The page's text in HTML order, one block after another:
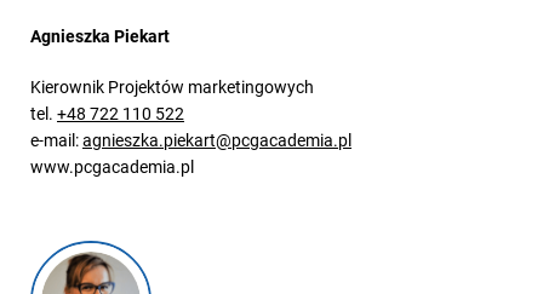
Agnieszka Piekart
Kierownik Projektów marketingowych
tel. +48 722 110 522
e-mail:agnieszka.piekart@pcgacademia.pl
www.pcgacademia.pl